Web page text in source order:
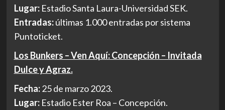
Lugar:Estadio Santa Laura-Universidad SEK.
Entradas:últimas 1.000 entradas por sistema
Puntoticket.
Los Bunkers – Ven Aquí: Concepción – Invitada
Dulce y Agraz.
Fecha:25 de marzo 2023.
Lugar:Estadio Ester Roa – Concepción.